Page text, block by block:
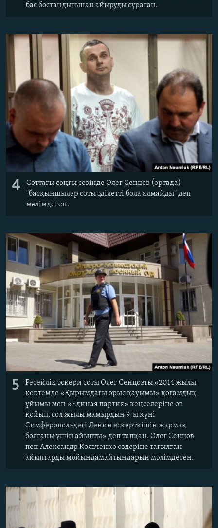
бас бостандығынан айыруды сұраған.
4
Соттағы соңғы сөзінде Олег Сенцов (ортада)
"басқыншылар соты әділетті бола алмайды" деп
мәлімдеген.
5
Ресейлік әскери соты Олег Сенцовты «2014 жылы
көктемде «Қырымдағы орыс қауымы» қоғамдық
ұйымы мен «Единая партия» кеңселеріне от
қойып, сол жылы мамырдың 9-ы күні
Симферопольдегі Ленин ескерткішін жармақ
болғаны үшін айыпты» деп тапқан. Олег Сенцов
пен Александр Кольченко өздеріне тағылған
айыптарды мойындамайтындарын мәлімдеген.